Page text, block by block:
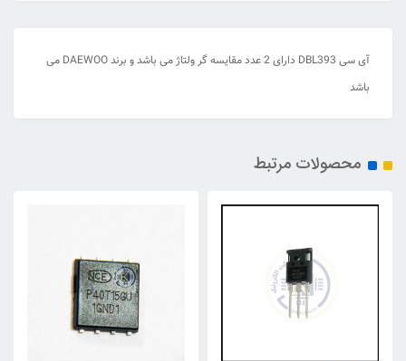
آی سی DBL393 دارای 2 عدد مقایسه گر ولتاژ می باشد و برند DAEWOO می
باشد
محصولات مرتبط